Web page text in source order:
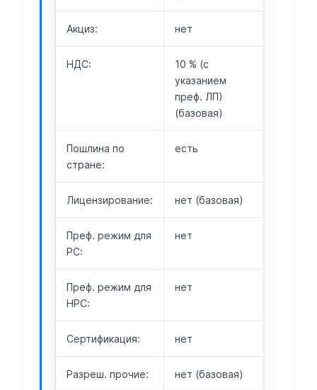
Акциз: нет
НДС:
10 % (с
указанием
преф. ЛП)
(базовая)
Пошлина по
стране:
есть
Лицензирование: нет (базовая)
Преф. режим для
РС:
нет
Преф. режим для
НРС:
нет
Сертификация: нет
Разреш. прочие: нет (базовая)